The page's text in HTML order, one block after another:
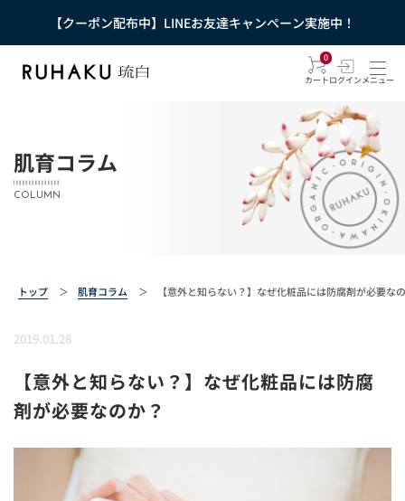
【クーポン配布中】LINEお友達キャンペーン実施中！
0
カートログインメニュー
肌育コラム
COLUMN
トップ ＞ 肌育コラム ＞ 【意外と知らない？】なぜ化粧品には防腐剤が必要な
2019.01.28
【意外と知らない？】なぜ化粧品には防腐
剤が必要なのか？